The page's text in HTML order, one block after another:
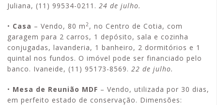
Juliana, (11) 99534-0211. 24 de julho.
• Casa – Vendo, 80 m 2 , no Centro de Cotia, com
garagem para 2 carros, 1 depósito, sala e cozinha
conjugadas, lavanderia, 1 banheiro, 2 dormitórios e 1
quintal nos fundos. O imóvel pode ser financiado pelo
banco. Ivaneide, (11) 95173-8569. 22 de julho.
• Mesa de Reunião MDF – Vendo, utilizada por 30 dias,
em perfeito estado de conservação. Dimensões: